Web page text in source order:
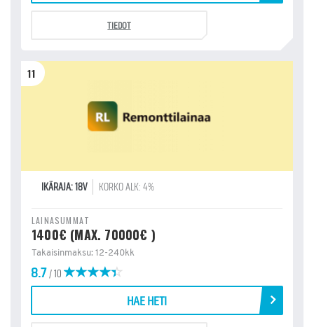
TIEDOT
11
IKÄRAJA: 18V KORKO ALK: 4%
LAINASUMMAT
1400€ (MAX. 70000€ )
Takaisinmaksu: 12-240kk
8.7/ 10
HAE HETI